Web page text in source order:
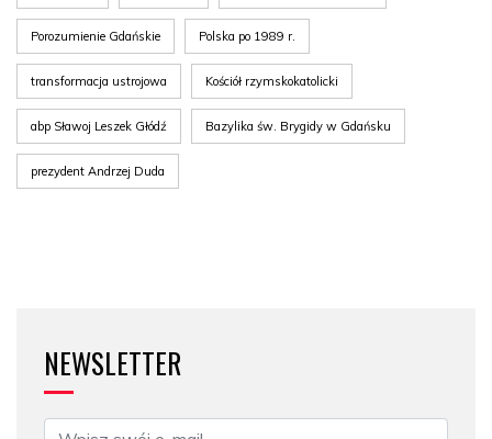
Porozumienie Gdańskie Polska po 1989 r.
transformacja ustrojowa Kościół rzymskokatolicki
abp Sławoj Leszek Głódź Bazylika św. Brygidy w Gdańsku
prezydent Andrzej Duda
NEWSLETTER